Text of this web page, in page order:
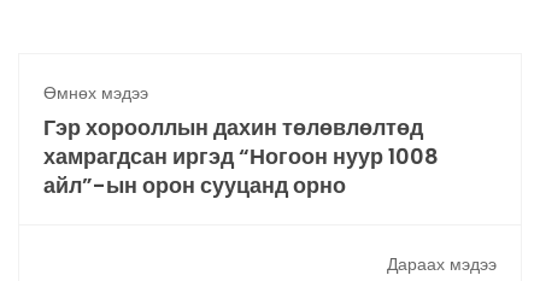
Өмнөх мэдээ
Гэр хорооллын дахин төлөвлөлтөд
хамрагдсан иргэд “Ногоон нуур 1008
айл”-ын орон сууцанд орно
Дараах мэдээ